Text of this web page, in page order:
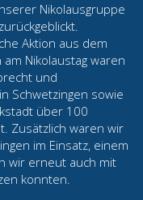
Nikolausgruppe
Aktion aus dem
Nikolaustag waren
und
Schwetzingen sowie
über 100
Zusätzlich waren wir
im Einsatz, einem
wir erneut auch mit
konnten.